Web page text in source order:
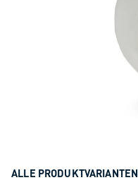
ALLE PRODUKTVARIANTEN